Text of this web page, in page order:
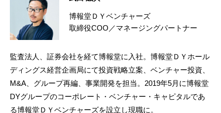
博報堂ＤＹベンチャーズ
取締役COO／マネージングパートナー
監査法人、証券会社を経て博報堂に入社。博報堂ＤＹホール
ディングス経営企画局にて投資戦略立案、ベンチャー投資、
M&A、グループ再編、事業開発を担当。2019年5月に博報堂
DYグループのコーポレート・ベンチャー・キャピタルであ
る博報堂ＤＹベンチャーズを設立し現職に。